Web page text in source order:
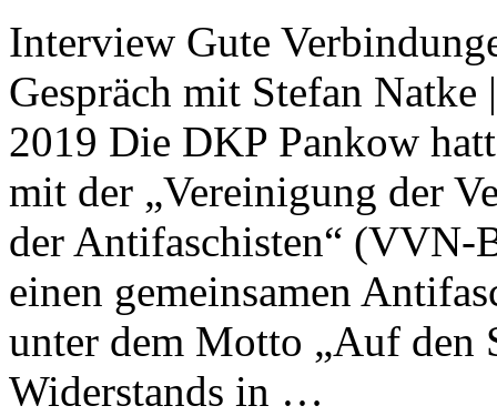
Interview Gute
Gespräch mit Stefan Natke
2019 Die DKP Pankow
mit der „Vereinigung der
der Antifaschisten“ (VVN-
einen gemeinsamen
unter dem Motto „Auf den
Widerstands in …